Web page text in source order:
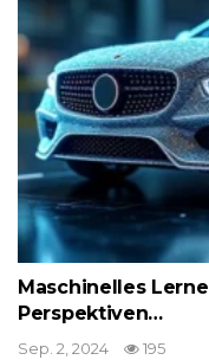
Maschinelles
Perspektiven…
Sep. 2, 2024 195